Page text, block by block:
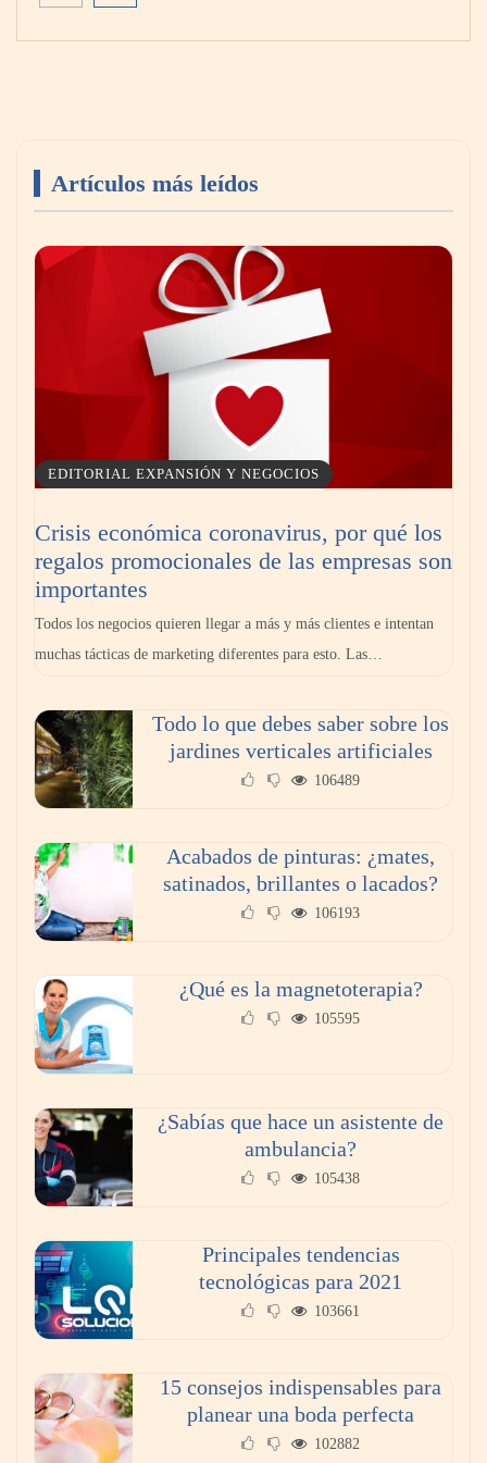
administrado la primera dosis a un paciente
Canarias consolida un festival internacional
donde deporte, cultura, familia y naturaleza
GITGE comunica la conclusión de la etapa
del Dr. Óscar Ondo como director general
El 82% de empresas industriales no encuentra
nuevos profesionales
AMANAC celebra su 39 aniversario
Artículos más leídos
EDITORIAL EXPANSIÓN Y NEGOCIOS
Crisis económica coronavirus, por qué los
regalos promocionales de las empresas son
importantes
Todos los negocios quieren llegar a más y más clientes e intentan
muchas tácticas de marketing diferentes para esto. Las…
Todo lo que debes saber sobre los
jardines verticales artificiales
106489
Acabados de pinturas: ¿mates,
satinados, brillantes o lacados?
106193
¿Qué es la magnetoterapia?
105595
¿Sabías que hace un asistente de
ambulancia?
105438
Principales tendencias
tecnológicas para 2021
103661
15 consejos indispensables para
planear una boda perfecta
102882